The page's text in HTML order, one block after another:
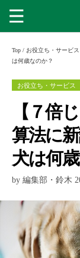
Top / お役立ち・サービス
は何歳なのか？
お役立ち・サービス
【７倍
算法に
犬は何
by 編集部・鈴木